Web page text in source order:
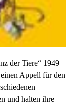
der Tiere“ 1949
Appell für den
und halten ihre